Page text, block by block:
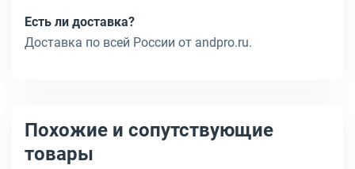
Есть ли доставка?
Доставка по всей России от andpro.ru.
Похожие и сопутствующие
товары